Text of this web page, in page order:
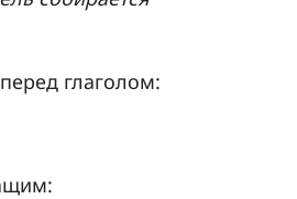
глаголом: